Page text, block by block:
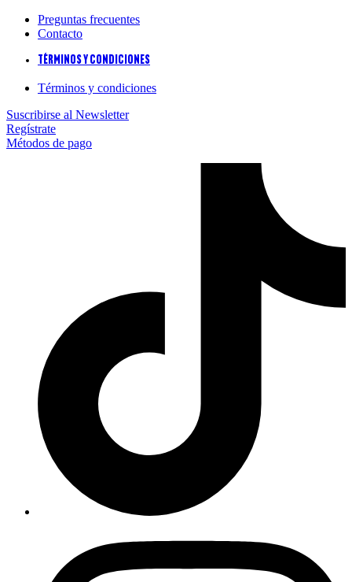
Preguntas frecuentes
Contacto
Términos y condiciones
Términos y condiciones
Suscribirse al Newsletter
Regístrate
Métodos de pago